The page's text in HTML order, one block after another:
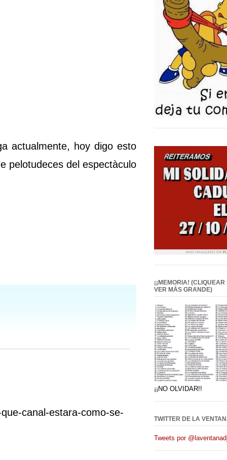
actualmente, hoy digo esto
pelotudeces del espectàculo
canal-estara-como-se-
¡¡MEMORIA!
VER MÁS GRANDE)
¡¡NO OLVIDAR!!
TWITTER DE LA
Tweets por